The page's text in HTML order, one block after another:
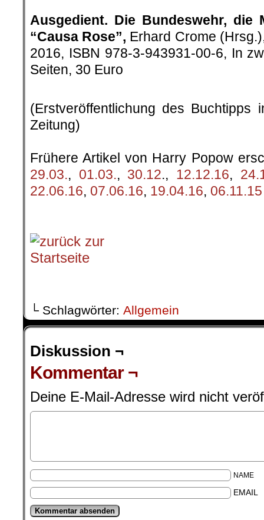
Ausgedient. Die Bundeswehr, die
“Causa Rose”, Erhard Crome
2016, ISBN 978-3-943931-00-6, In
Seiten, 30 Euro
(Erstveröffentlichung des Buchtipps
Zeitung)
Frühere Artikel von Harry Popow
29.03., 01.03., 30.12., 12.12.16,
22.06.16, 07.06.16, 19.04.16, 06.11.15
└ Schlagwörter:Allgemein
Diskussion ¬
Kommentar ¬
Deine E-Mail-Adresse wird nicht
NAME